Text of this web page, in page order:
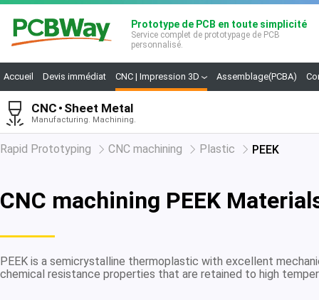
Prototype de PCB en toute simplicité
Service complet de prototypage de PCB
personnalisé.
Accueil Devis immédiat CNC | Impression 3D Assemblage(PCBA)
CNC Sheet Metal
Manufacturing. Machining.
Rapid Prototyping CNC machining Plastic PEEK
CNC machining PEEK
PEEK is a semicrystalline thermoplastic with excellent
chemical resistance properties that are retained to high